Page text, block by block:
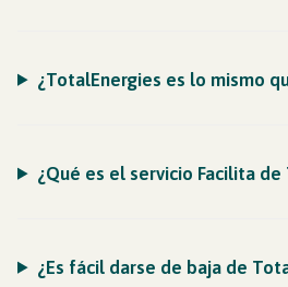
¿TotalEnergies es lo mismo
¿Qué es el servicio Facilita
¿Es fácil darse de baja de